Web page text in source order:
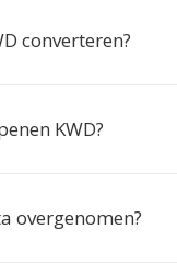
converteren?
KWD?
overgenomen?